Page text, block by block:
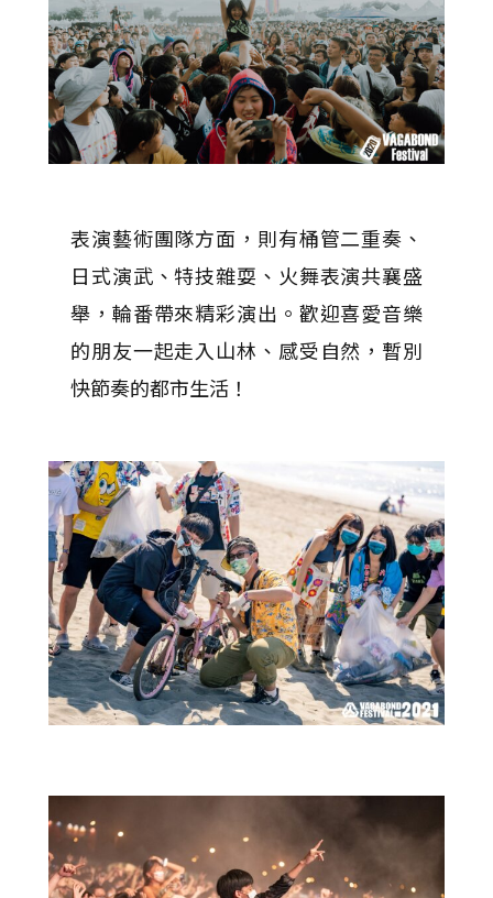
表演藝術團隊方面，則有桶管二重奏、
日式演武、特技雜耍、火舞表演共襄盛
舉，輪番帶來精彩演出。歡迎喜愛音樂
的朋友一起走入山林、感受自然，暫別
快節奏的都市生活！